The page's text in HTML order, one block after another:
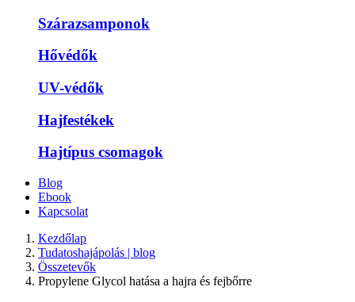
Szárazsamponok
Hővédők
UV-védők
Hajfestékek
Hajtípus csomagok
Blog
Ebook
Kapcsolat
Kezdőlap
Tudatoshajápolás | blog
Összetevők
Propylene Glycol hatása a hajra és fejbőrre